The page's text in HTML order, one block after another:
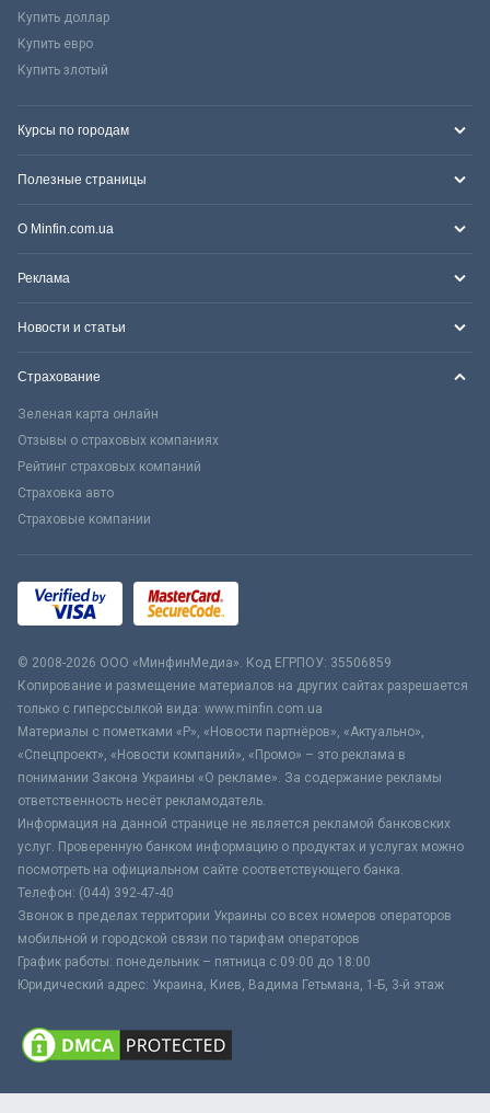
Купить доллар
Купить евро
Купить злотый
Курсы по городам
Полезные страницы
О Minfin.com.ua
Реклама
Новости и статьи
Страхование
Зеленая карта онлайн
Отзывы о страховых компаниях
Рейтинг страховых компаний
Страховка авто
Страховые компании
© 2008-2026 ООО «МинфинМедиа». Код ЕГРПОУ: 35506859
Копирование и размещение материалов на других сайтах разрешается
только с гиперссылкой вида: www.minfin.com.ua
Материалы с пометками «Р», «Новости партнёров», «Актуально»,
«Спецпроект», «Новости компаний», «Промо» – это реклама в
понимании Закона Украины «О рекламе». За содержание рекламы
ответственность несёт рекламодатель.
Информация на данной странице не является рекламой банковских
услуг. Проверенную банком информацию о продуктах и услугах можно
посмотреть на официальном сайте соответствующего банка.
Телефон: (044) 392-47-40
Звонок в пределах территории Украины со всех номеров операторов
мобильной и городской связи по тарифам операторов
График работы: понедельник – пятница с 09:00 до 18:00
Юридический адрес: Украина, Киев, Вадима Гетьмана, 1-Б, 3-й этаж